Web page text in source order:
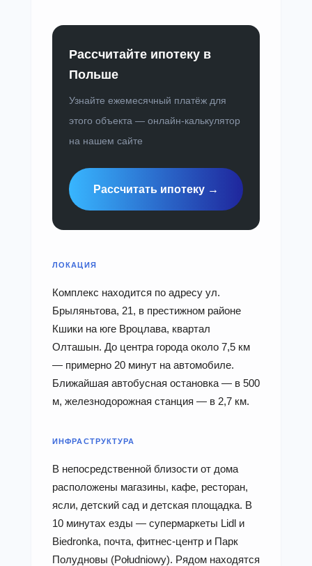
Рассчитайте ипотеку в
Польше
Узнайте ежемесячный платёж для
этого объекта — онлайн-калькулятор
на нашем сайте
Рассчитать ипотеку →
ЛОКАЦИЯ
Комплекс находится по адресу ул.
Брыляньтова, 21, в престижном районе
Кшики на юге Вроцлава, квартал
Олташын. До центра города около 7,5 км
— примерно 20 минут на автомобиле.
Ближайшая автобусная остановка — в 500
м, железнодорожная станция — в 2,7 км.
ИНФРАСТРУКТУРА
В непосредственной близости от дома
расположены магазины, кафе, ресторан,
ясли, детский сад и детская площадка. В
10 минутах езды — супермаркеты Lidl и
Biedronka, почта, фитнес-центр и Парк
Полудновы (Południowy). Рядом находятся